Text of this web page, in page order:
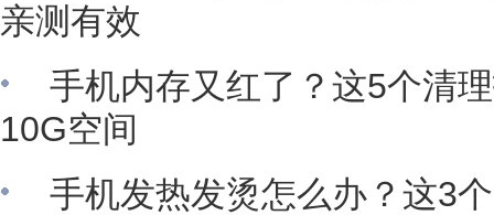
亲测有效
手机内存又红了？这5个清
10G空间
手机发热发烫怎么办？这3